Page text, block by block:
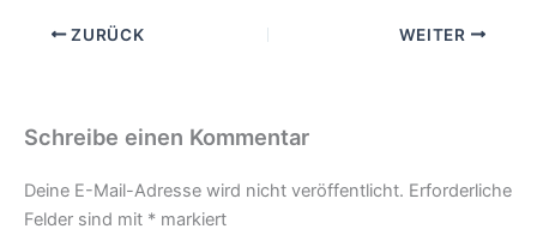
ZURÜCK WEITER
Schreibe einen Kommentar
Deine E-Mail-Adresse wird nicht veröffentlicht. Erforderliche
Felder sind mit * markiert